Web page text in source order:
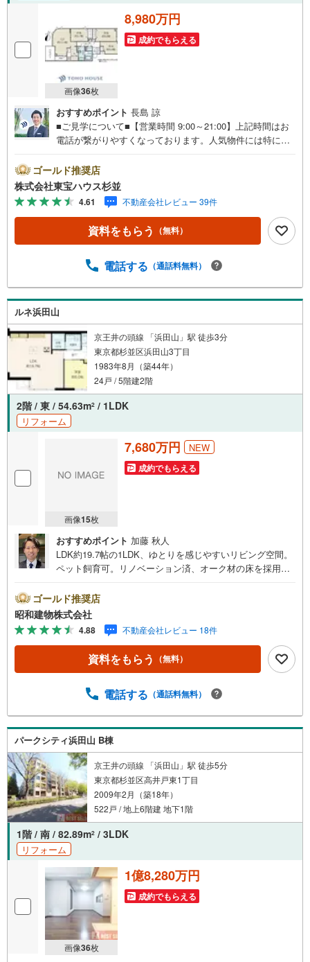
画像36枚
8,980万円
成約でもらえる
おすすめポイント 長島 諒
■ご見学について■【営業時間 9:00～21:00】上記時間はお
電話が繋がりやすくなっております。人気物件には特に問
「室内・現地を見学する」ボタンよりご予約いただくとご
見学がスムーズです。■ご予約に際して■日時のご希望をお
伝えくださいませ。（もちろん当日でも対応可能です。）
事前に鍵等の手配や内覧（居住中物件）の手配が必要な場
合がございますのでご容赦ください。■ミラカレCLUB■弊
社で売買されたお客様は、ミラカレCLUBに加入可能です。
オンラインでやりとりができます。■FPによるファイナン
プランナーが住宅ローン、保険・税金、資産運用、相続な
なタイミングがご利用可能です。■税理士による無料確定申
告セミナー■住まいをご購入になったお客様に対して、住宅
ローン控除の申告方法をご案内する無料セミナーを開催し
ています。
ゴールド推奨店
株式会社東宝ハウス杉並
4.61 不動産会社レビュー 39件
資料をもらう （無料）
電話する （通話料無料）
ルネ浜田山
京王井の頭線 「浜田山」駅 徒歩3分
東京都杉並区浜田山3丁目
1983年8月（築44年）
24戸 / 5階建2階
2階 / 東 / 54.63m2 / 1LDK
リフォーム
画像15枚
7,680万円 NEW
成約でもらえる
おすすめポイント 加藤 秋人
LDK約19.7帖の1LDK、ゆとりを感じやすいリビング空間。
ペット飼育可。リノベーション済、オーク材の床を採用。
い住まい京王井の頭線浜田山駅徒歩3分。 ・・・地域密着
昭和建物です・・・ 西荻窪に創業44年、地域密着の不動
産会社です。 不動産購入、買換えには、不安がつきも
の。 物件の選定や住宅ローンはもちろん地域密着だからこ
その情報をお伝え、ご提案いたします。 お気軽にご相
談、ご来社頂ける会社です。スタッフ一同、心よりお待ち
無二の不動産をお手伝いいたします。 キッズルーム充実・
検討頂けるようご案内しておりますのでぜひ、お気軽にお
ゴールド推奨店
昭和建物株式会社
4.88 不動産会社レビュー 18件
資料をもらう （無料）
電話する （通話料無料）
パークシティ浜田山 B棟
京王井の頭線 「浜田山」駅 徒歩5分
東京都杉並区高井戸東1丁目
2009年2月（築18年）
522戸 / 地上6階建 地下1階
1階 / 南 / 82.89m2 / 3LDK
リフォーム
画像36枚
1億8,280万円
成約でもらえる